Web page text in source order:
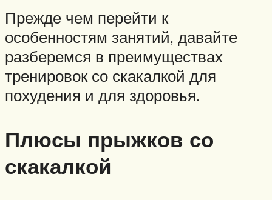
Прежде чем перейти к
особенностям занятий, давайте
разберемся в преимуществах
тренировок со скакалкой для
похудения и для здоровья.
Плюсы прыжков со
скакалкой